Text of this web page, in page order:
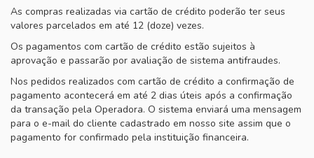
As compras realizadas via cartão de crédito poderão ter seus
valores parcelados em até 12 (doze) vezes.
Os pagamentos com cartão de crédito estão sujeitos à
aprovação e passarão por avaliação de sistema antifraudes.
Nos pedidos realizados com cartão de crédito a confirmação de
pagamento acontecerá em até 2 dias úteis após a confirmação
da transação pela Operadora. O sistema enviará uma mensagem
para o e-mail do cliente cadastrado em nosso site assim que o
pagamento for confirmado pela instituição financeira.